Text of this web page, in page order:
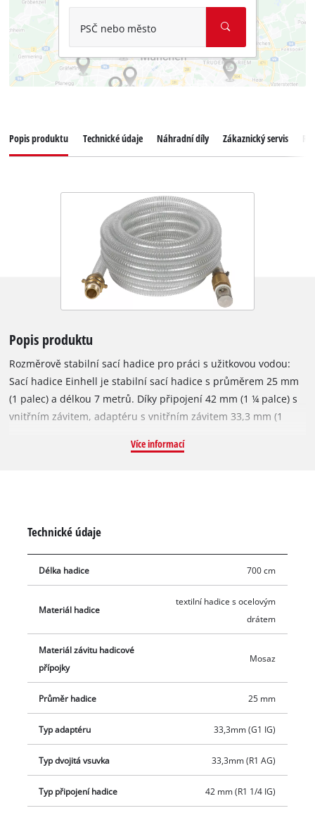
PSČ nebo město
Popis produktu Technické údaje Náhradní díly Zákaznický servis
Popis produktu
Rozměrově stabilní sací hadice pro práci s užitkovou vodou:
Sací hadice Einhell je stabilní sací hadice s průměrem 25 mm
(1 palec) a délkou 7 metrů. Díky připojení 42 mm (1 ¼ palce) s
vnitřním závitem, adaptéru s vnitřním závitem 33,3 mm (1
(1 palec) je sací hadice Einhell vhodná pro zahradní čerpadla i
mosazná vsuvka s vnějším závitem 33,3 mm (1 palec). Navíc
sada obsahuje mosazný sací koš s integrovaným zpětným
ventilem z jemně tkané nerezové oceli.
Více informací
Technické údaje
Délka hadice 700 cm
Materiál hadice
textilní hadice s ocelovým
drátem
Materiál závitu hadicové
přípojky
Mosaz
Průměr hadice 25 mm
Typ adaptéru 33,3mm (G1 IG)
Typ dvojitá vsuvka 33,3mm (R1 AG)
Typ připojení hadice 42 mm (R1 1/4 IG)